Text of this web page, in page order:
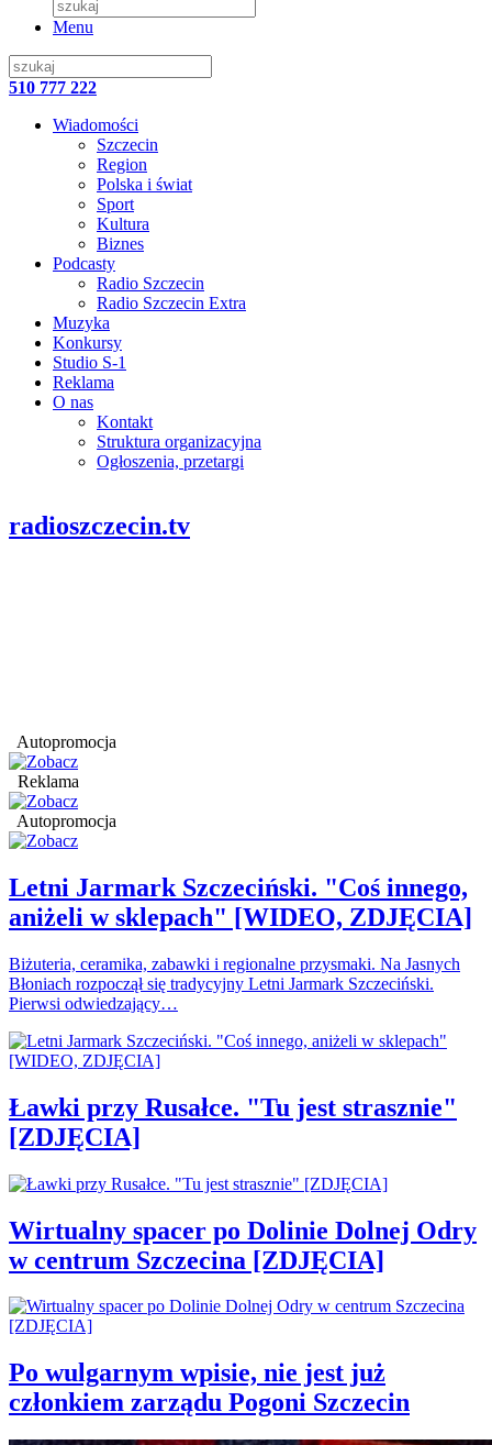
Menu
510 777 222
Wiadomości
Szczecin
Region
Polska i świat
Sport
Kultura
Biznes
Podcasty
Radio Szczecin
Radio Szczecin Extra
Muzyka
Konkursy
Studio S-1
Reklama
O nas
Kontakt
Struktura organizacyjna
Ogłoszenia, przetargi
radioszczecin.tv
Autopromocja
Reklama
Autopromocja
Letni Jarmark Szczeciński. "Coś innego,
aniżeli w sklepach" [WIDEO, ZDJĘCIA]
Biżuteria, ceramika, zabawki i regionalne przysmaki. Na Jasnych
Błoniach rozpoczął się tradycyjny Letni Jarmark Szczeciński.
Pierwsi odwiedzający…
Ławki przy Rusałce. "Tu jest strasznie"
[ZDJĘCIA]
Wirtualny spacer po Dolinie Dolnej Odry
w centrum Szczecina [ZDJĘCIA]
Po wulgarnym wpisie, nie jest już
członkiem zarządu Pogoni Szczecin